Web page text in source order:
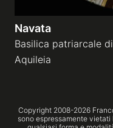
Navata
Basilica patriarcale
Aquileia
Copyright 2008-2026
sono espressamente